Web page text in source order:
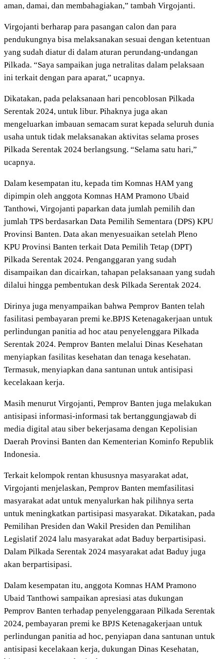
aman, damai, dan membahagiakan,” tambah Virgojanti.
Virgojanti berharap para pasangan calon dan para
pendukungnya bisa melaksanakan sesuai dengan ketentuan
yang sudah diatur di dalam aturan perundang-undangan
Pilkada. “Saya sampaikan juga netralitas dalam pelaksaan
ini terkait dengan para aparat,” ucapnya.
Dikatakan, pada pelaksanaan hari pencoblosan Pilkada
Serentak 2024, untuk libur. Pihaknya juga akan
mengeluarkan imbauan semacam surat kepada seluruh dunia
usaha untuk tidak melaksanakan aktivitas selama proses
Pilkada Serentak 2024 berlangsung. “Selama satu hari,”
ucapnya.
Dalam kesempatan itu, kepada tim Komnas HAM yang
dipimpin oleh anggota Komnas HAM Pramono Ubaid
Tanthowi, Virgojanti paparkan data jumlah pemilih dan
jumlah TPS berdasarkan Data Pemilih Sementara (DPS) KPU
Provinsi Banten. Data akan menyesuaikan setelah Pleno
KPU Provinsi Banten terkait Data Pemilih Tetap (DPT)
Pilkada Serentak 2024. Penganggaran yang sudah
disampaikan dan dicairkan, tahapan pelaksanaan yang sudah
dilalui hingga pembentukan desk Pilkada Serentak 2024.
Dirinya juga menyampaikan bahwa Pemprov Banten telah
fasilitasi pembayaran premi ke.BPJS Ketenagakerjaan untuk
perlindungan panitia ad hoc atau penyelenggara Pilkada
Serentak 2024. Pemprov Banten melalui Dinas Kesehatan
menyiapkan fasilitas kesehatan dan tenaga kesehatan.
Termasuk, menyiapkan dana santunan untuk antisipasi
kecelakaan kerja.
Masih menurut Virgojanti, Pemprov Banten juga melakukan
antisipasi informasi-informasi tak bertanggungjawab di
media digital atau siber bekerjasama dengan Kepolisian
Daerah Provinsi Banten dan Kementerian Kominfo Republik
Indonesia.
Terkait kelompok rentan khususnya masyarakat adat,
Virgojanti menjelaskan, Pemprov Banten memfasilitasi
masyarakat adat untuk menyalurkan hak pilihnya serta
untuk meningkatkan partisipasi masyarakat. Dikatakan, pada
Pemilihan Presiden dan Wakil Presiden dan Pemilihan
Legislatif 2024 lalu masyarakat adat Baduy berpartisipasi.
Dalam Pilkada Serentak 2024 masyarakat adat Baduy juga
akan berpartisipasi.
Dalam kesempatan itu, anggota Komnas HAM Pramono
Ubaid Tanthowi sampaikan apresiasi atas dukungan
Pemprov Banten terhadap penyelenggaraan Pilkada Serentak
2024, pembayaran premi ke BPJS Ketenagakerjaan untuk
perlindungan panitia ad hoc, penyiapan dana santunan untuk
antisipasi kecelakaan kerja, dukungan Dinas Kesehatan,